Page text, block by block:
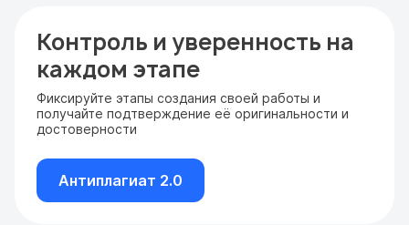
Контроль и уверенность на
каждом этапе
Фиксируйте этапы создания своей работы и
получайте подтверждение её оригинальности и
достоверности
Антиплагиат 2.0